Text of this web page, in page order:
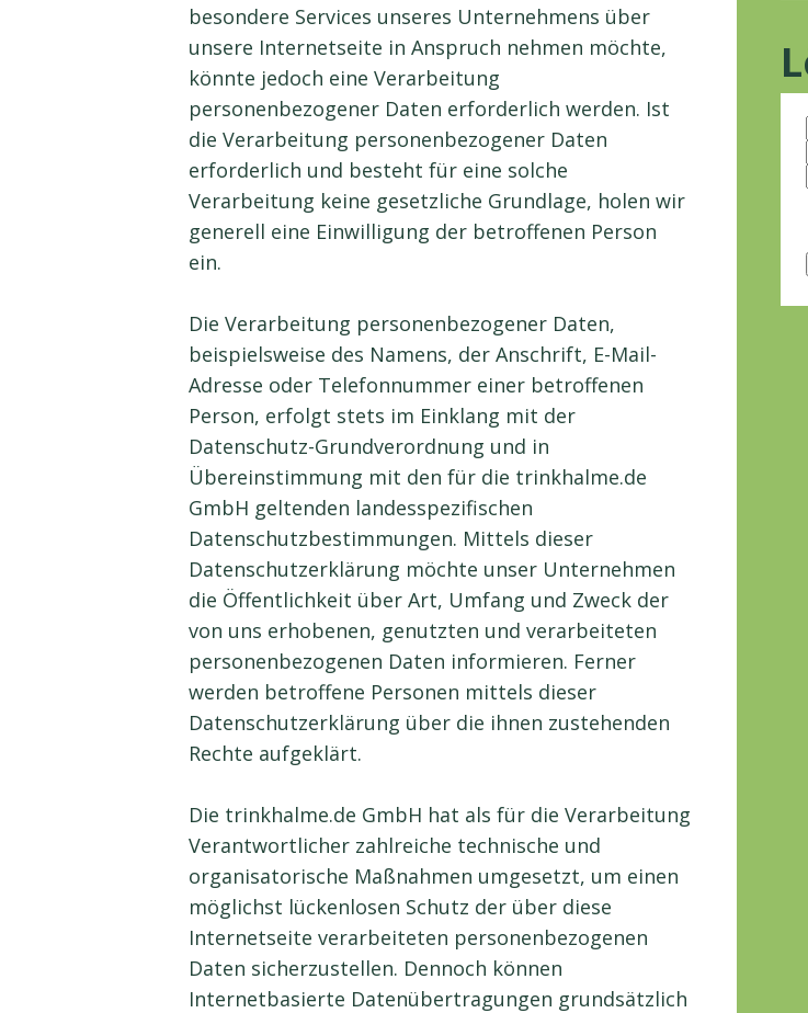
besondere Services unseres Unternehmens über
unsere Internetseite in Anspruch nehmen möchte,
könnte jedoch eine Verarbeitung
personenbezogener Daten erforderlich werden. Ist
die Verarbeitung personenbezogener Daten
erforderlich und besteht für eine solche
Verarbeitung keine gesetzliche Grundlage, holen wir
generell eine Einwilligung der betroffenen Person
ein.
Die Verarbeitung personenbezogener Daten,
beispielsweise des Namens, der Anschrift, E-Mail-
Adresse oder Telefonnummer einer betroffenen
Person, erfolgt stets im Einklang mit der
Datenschutz-Grundverordnung und in
Übereinstimmung mit den für die trinkhalme.de
GmbH geltenden landesspezifischen
Datenschutzbestimmungen. Mittels dieser
Datenschutzerklärung möchte unser Unternehmen
die Öffentlichkeit über Art, Umfang und Zweck der
von uns erhobenen, genutzten und verarbeiteten
personenbezogenen Daten informieren. Ferner
werden betroffene Personen mittels dieser
Datenschutzerklärung über die ihnen zustehenden
Rechte aufgeklärt.
Die trinkhalme.de GmbH hat als für die Verarbeitung
Verantwortlicher zahlreiche technische und
organisatorische Maßnahmen umgesetzt, um einen
möglichst lückenlosen Schutz der über diese
Internetseite verarbeiteten personenbezogenen
Daten sicherzustellen. Dennoch können
Internetbasierte Datenübertragungen grundsätzlich